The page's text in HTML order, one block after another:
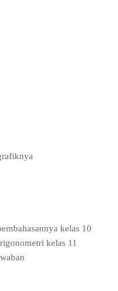
kelas 10
kelas 11